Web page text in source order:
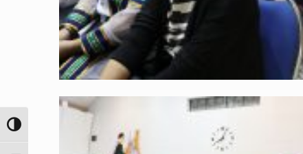
Toggle High Contrast